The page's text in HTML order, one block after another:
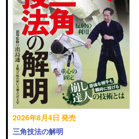
2026年8月4日 発売
三角技法の解明